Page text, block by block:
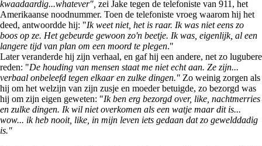
kwaadaardig...whatever", zei Jake tegen de telefoniste van 911, het
Amerikaanse noodnummer. Toen de telefoniste vroeg waarom hij het
deed, antwoordde hij: "Ik weet niet, het is raar. Ik was niet eens zo
boos op ze. Het gebeurde gewoon zo'n beetje. Ik was, eigenlijk, al een
langere tijd van plan om een moord te plegen."
Later veranderde hij zijn verhaal, en gaf hij een andere, net zo lugubere
reden: "De houding van mensen staat me niet echt aan. Ze zijn...
verbaal onbeleefd tegen elkaar en zulke dingen." Zo weinig zorgen als
hij om het welzijn van zijn zusje en moeder betuigde, zo bezorgd was
hij om zijn eigen geweten: "Ik ben erg bezorgd over, like, nachtmerries
en zulke dingen. Ik wil niet overkomen als een watje maar dit is...
wow... ik heb nooit, like, in mijn leven iets gedaan dat zo gewelddadig
is."